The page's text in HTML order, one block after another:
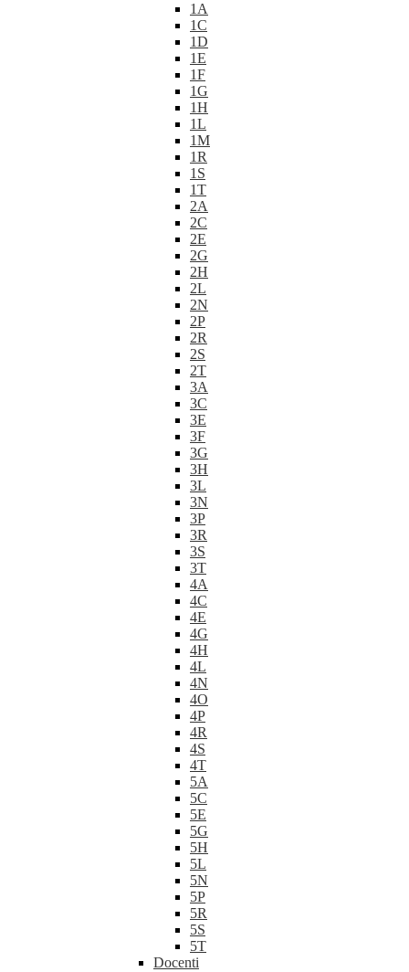
1A
1C
1D
1E
1F
1G
1H
1L
1M
1R
1S
1T
2A
2C
2E
2G
2H
2L
2N
2P
2R
2S
2T
3A
3C
3E
3F
3G
3H
3L
3N
3P
3R
3S
3T
4A
4C
4E
4G
4H
4L
4N
4O
4P
4R
4S
4T
5A
5C
5E
5G
5H
5L
5N
5P
5R
5S
5T
Docenti